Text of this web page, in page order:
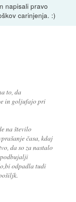
napisali pravo
carinjenja. :)
to, da
in goljufajo pri
na število
časa, kdaj
da so za nastalo
odpadla tudi